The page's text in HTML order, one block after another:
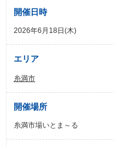
開催日時
2026年6月18日(木)
エリア
糸満市
開催場所
糸満市場いとま～る